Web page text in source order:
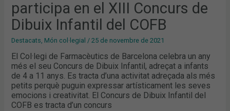
participa en el XIII Concurs de
Dibuix Infantil del COFB
Destacats Món col·legial /25 de novembre de 2021
El Col·legi de Farmacèutics de Barcelona celebra un any
més el seu Concurs de Dibuix Infantil, adreçat a infants
de 4 a 11 anys. Es tracta d’una activitat adreçada als més
petits perquè puguin expressar artísticament les seves
emocions i creativitat. El Concurs de Dibuix Infantil del
COFB es tracta d’un concurs